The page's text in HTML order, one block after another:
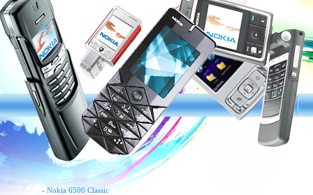
- Nokia 6500 Classic